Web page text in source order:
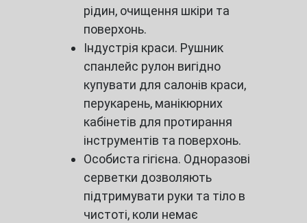
рідин, очищення шкіри та
поверхонь.
Індустрія краси. Рушник
спанлейс рулон вигідно
купувати для салонів краси,
перукарень, манікюрних
кабінетів для протирання
інструментів та поверхонь.
Особиста гігієна. Одноразові
серветки дозволяють
підтримувати руки та тіло в
чистоті, коли немає